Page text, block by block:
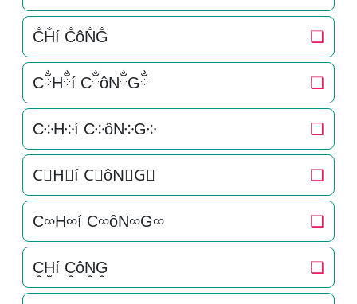
C̐H̐í C̐ôN̐G̐ ❏
CྂHྂí CྂôNྂGྂ ❏
C༶H༶í C༶ôN༶G༶ ❏
C⃕H⃕í C⃕ôN⃕G⃕ ❏
C∞H∞í C∞ôN∞G∞ ❏
C͚H͚í C͚ôN͚G͚ ❏